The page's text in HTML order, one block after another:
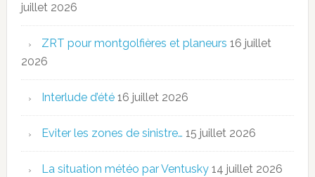
juillet 2026
ZRT pour montgolfières et planeurs 16 juillet
2026
Interlude d’été 16 juillet 2026
Eviter les zones de sinistre… 15 juillet 2026
La situation météo par Ventusky 14 juillet 2026